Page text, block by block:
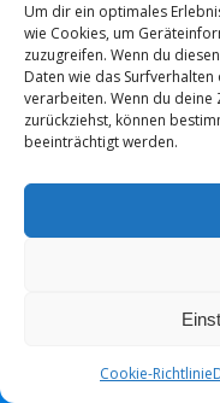
Um dir ein optimales
wie Cookies, um
zuzugreifen. Wenn du
Daten wie das
verarbeiten. Wenn du
zurückziehst, können
beeinträchtigt werden.
Cookie-Richtlinie
Dieses Buch ist
KEINE ANTWORT